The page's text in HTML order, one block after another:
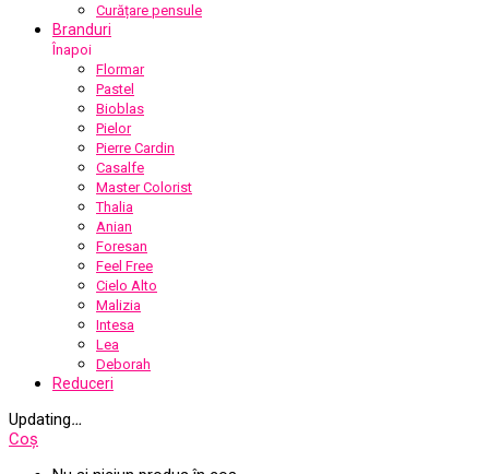
Curățare pensule
Branduri
Înapoi
Flormar
Pastel
Bioblas
Pielor
Pierre Cardin
Casalfe
Master Colorist
Thalia
Anian
Foresan
Feel Free
Cielo Alto
Malizia
Intesa
Lea
Deborah
Reduceri
Updating…
Coș